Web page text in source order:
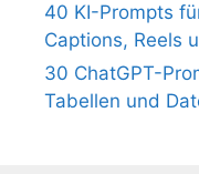
40 KI-Prompts
Captions, Reels
30 ChatGPT-
Tabellen und